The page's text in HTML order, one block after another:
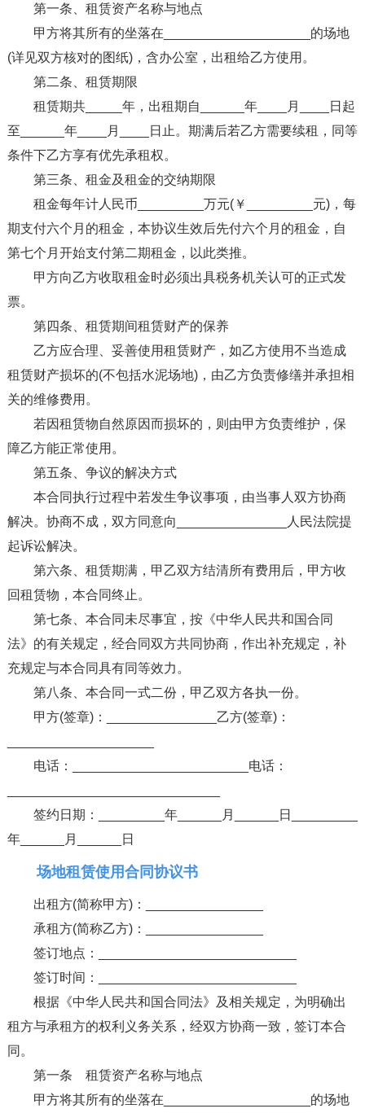
第一条、租赁资产名称与地点
甲方将其所有的坐落在____________________的场地
(详见双方核对的图纸)，含办公室，出租给乙方使用。
第二条、租赁期限
租赁期共_____年，出租期自______年____月____日起
至______年____月____日止。期满后若乙方需要续租，同等
条件下乙方享有优先承租权。
第三条、租金及租金的交纳期限
租金每年计人民币_________万元(￥_________元)，每
期支付六个月的租金，本协议生效后先付六个月的租金，自
第七个月开始支付第二期租金，以此类推。
甲方向乙方收取租金时必须出具税务机关认可的正式发
票。
第四条、租赁期间租赁财产的保养
乙方应合理、妥善使用租赁财产，如乙方使用不当造成
租赁财产损坏的(不包括水泥场地)，由乙方负责修缮并承担相
关的维修费用。
若因租赁物自然原因而损坏的，则由甲方负责维护，保
障乙方能正常使用。
第五条、争议的解决方式
本合同执行过程中若发生争议事项，由当事人双方协商
解决。协商不成，双方同意向_______________人民法院提
起诉讼解决。
第六条、租赁期满，甲乙双方结清所有费用后，甲方收
回租赁物，本合同终止。
第七条、本合同未尽事宜，按《中华人民共和国合同
法》的有关规定，经合同双方共同协商，作出补充规定，补
充规定与本合同具有同等效力。
第八条、本合同一式二份，甲乙双方各执一份。
甲方(签章)：_______________乙方(签章)：
电话：________________________电话：
签约日期：_________年______月______日_________
年______月______日
场地租赁使用合同协议书
出租方(简称甲方)：________________
承租方(简称乙方)：________________
签订地点：___________________________
签订时间：___________________________
根据《中华人民共和国合同法》及相关规定，为明确出
租方与承租方的权利义务关系，经双方协商一致，签订本合
同。
第一条 租赁资产名称与地点
甲方将其所有的坐落在____________________的场地